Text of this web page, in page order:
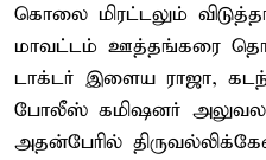
கொலை மிரட்டலும்
மாவட்டம் ஊத்தங்கரை
டாக்டர் இளைய ராஜா,
போலீஸ் கமிஷனர்
அதன்பேரில்